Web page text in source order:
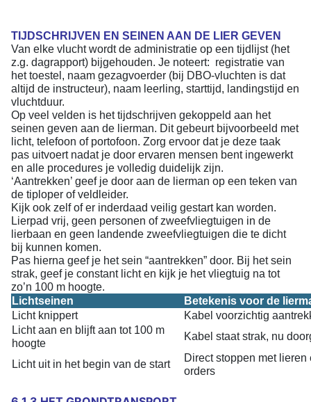
TIJDSCHRIJVEN EN SEINEN AAN DE LIER GEVEN
Van elke vlucht wordt de administratie op een tijdlijst (het
z.g. dagrapport) bijgehouden. Je noteert: registratie van
het toestel, naam gezagvoerder (bij DBO-vluchten is dat
altijd de instructeur), naam leerling, starttijd, landingstijd en
vluchtduur.
Op veel velden is het tijdschrijven gekoppeld aan het
seinen geven aan de lierman. Dit gebeurt bijvoorbeeld met
licht, telefoon of portofoon. Zorg ervoor dat je deze taak
pas uitvoert nadat je door ervaren mensen bent ingewerkt
en alle procedures je volledig duidelijk zijn.
‘Aantrekken’ geef je door aan de lierman op een teken van
de tiploper of veldleider.
Kijk ook zelf of er inderdaad veilig gestart kan worden.
Lierpad vrij, geen personen of zweefvliegtuigen in de
lierbaan en geen landende zweefvliegtuigen die te dicht
bij kunnen komen.
Pas hierna geef je het sein “aantrekken” door. Bij het sein
strak, geef je constant licht en kijk je het vliegtuig na tot
zo’n 100 m hoogte.
Lichtseinen
Betekenis voor de
Licht knippert
Kabel voorzichtig
Licht aan en blijft aan tot 100 m
hoogte
Kabel staat strak, nu
Licht uit in het begin van de start
Direct stoppen met
orders